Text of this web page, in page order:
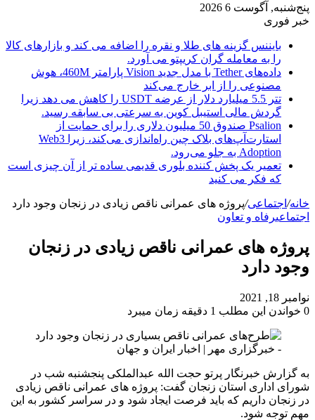
پنج‌شنبه, آگوست 6 2026
خبر فوری
بایننس گزینه های طلا و نقره را اضافه می کند و بازارهای کالا
را به معامله گران کریپتو می آورد.
داده‌های Tether با مدل جدید Vision پارامتر 460M، هوش
مصنوعی را از ابر خارج می‌کند
تتر 5.5 میلیارد دلار از عرضه USDT را کاهش می دهد زیرا
گردش مالی استیبل کوین به سرعتی بی سابقه رسید.
Psalion صندوق 50 میلیون دلاری را برای حمایت از
استارت‌آپ‌های بلاک چین راه‌اندازی می‌کند، زیرا Web3
Adoption به جلو می‌رود.
تعمیر یک پخش کننده بلوری قدیمی ساده تر از آن چیزی است
که فکر می کنید
خانه/ اجتماعی/پروژه های عمرانی ناقص زیادی در زنجان وجود دارد
اجتماعیرفاه و تعاون
پروژه های عمرانی ناقص زیادی در زنجان
وجود دارد
نوامبر 18, 2021
0 خواندن این مطلب 1 دقیقه زمان میبرد
به گزارش خبرنگار پرتو حجت الله عبدالملکی پنجشنبه شب در
شورای اداری استان زنجان گفت: پروژه های عمرانی ناقص زیادی
در زنجان داریم که باید فرصت ایجاد شود و در سراسر کشور به این
مهم توجه شود.